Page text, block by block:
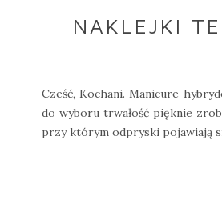
NAKLEJKI
Cześć, Kochani. Manicure
do wyboru trwałość pięknie
przy którym odpryski pojawiają